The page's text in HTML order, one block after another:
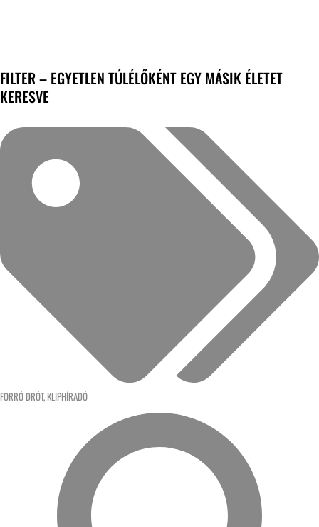
FILTER – EGYETLEN TÚLÉLŐKÉNT EGY MÁSIK ÉLETET
KERESVE
FORRÓ DRÓT, KLIPHÍRADÓ